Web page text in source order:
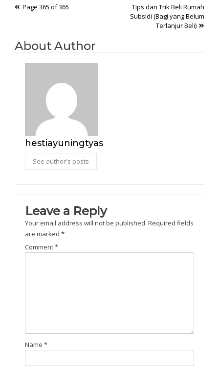
Post
Page 365 of 365
Tips dan Trik Beli Rumah
Subsidi (Bagi yang Belum
Terlanjur Beli)
About Author
hestiayuningtyas
See author's posts
Leave a Reply
Your email address will not be published. Required fields
are marked *
Comment*
Name *